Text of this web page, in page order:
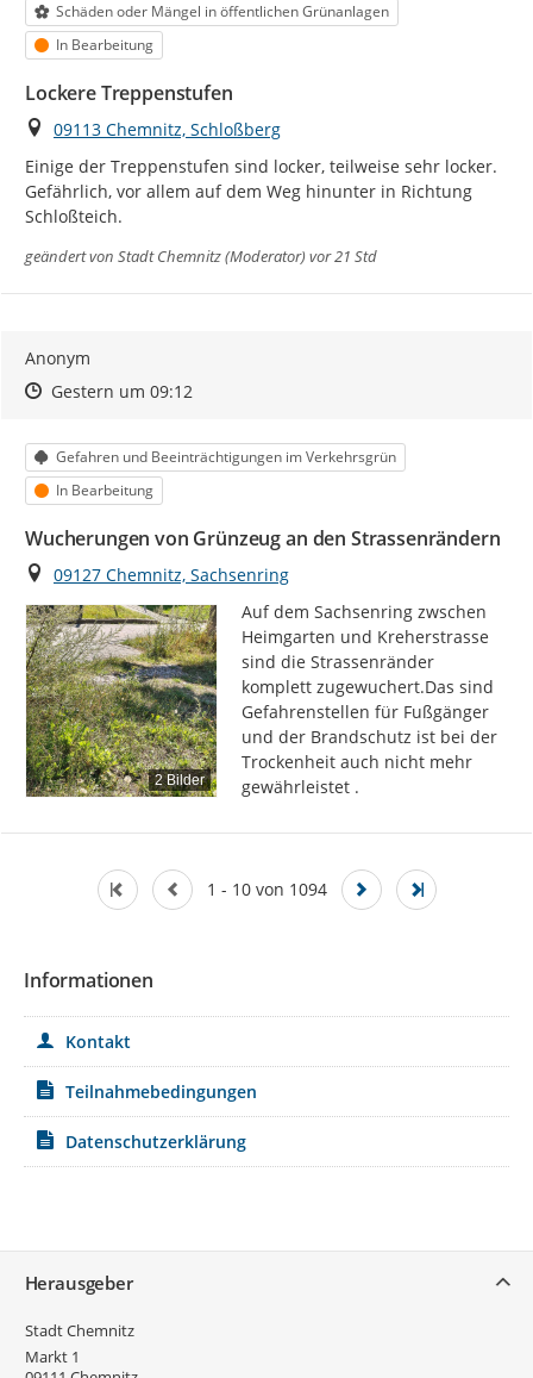
Kategorie
Schäden oder Mängel in öffentlichen Grünanlagen
Status
In Bearbeitung
Lockere Treppenstufen
Ort
09113 Chemnitz, Schloßberg
Einige der Treppenstufen sind locker, teilweise sehr locker.
Gefährlich, vor allem auf dem Weg hinunter in Richtung
Schloßteich.
geändert von Stadt Chemnitz (Moderator)vor 21 Std
Anonym
Zeitpunkt des Erstellens
Zeitpunkt des Erstellens
Gestern um 09:12Zur Äußerung
Kategorie
Gefahren und Beeinträchtigungen im Verkehrsgrün
Status
In Bearbeitung
Wucherungen von Grünzeug an den Strassenrändern
Ort
09127 Chemnitz, Sachsenring
2 Bilder
Auf dem Sachsenring zwschen
Heimgarten und Kreherstrasse
sind die Strassenränder
komplett zugewuchert.Das sind
Gefahrenstellen für Fußgänger
und der Brandschutz ist bei der
Trockenheit auch nicht mehr
gewährleistet .
1 - 10 von 1094
Informationen
Kontakt
Teilnahmebedingungen
Datenschutzerklärung
Herausgeber
Stadt Chemnitz
Markt 1